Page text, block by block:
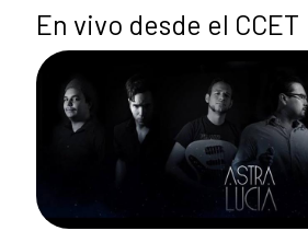
En vivo desde el CCET